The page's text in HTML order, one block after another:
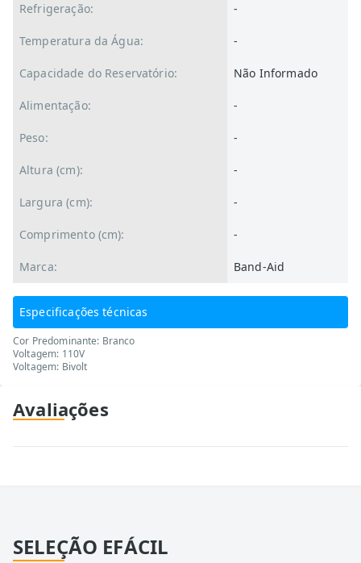
Refrigeração: -
Temperatura da Água: -
Capacidade do Reservatório: Não Informado
Alimentação: -
Peso: -
Altura (cm): -
Largura (cm): -
Comprimento (cm): -
Marca: Band-Aid
Especificações técnicas
Cor Predominante: Branco
Voltagem: 110V
Voltagem: Bivolt
Avaliações
SELEÇÃO EFÁCIL